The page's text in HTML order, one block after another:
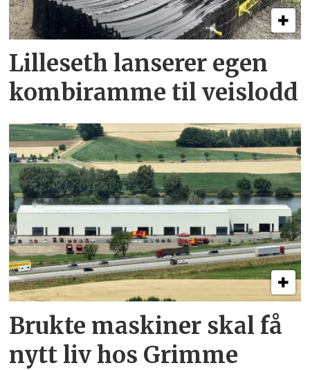
Lilleseth lanserer egen
kombi­ramme til veislodd
Brukte maskiner skal få
nytt liv hos Grimme